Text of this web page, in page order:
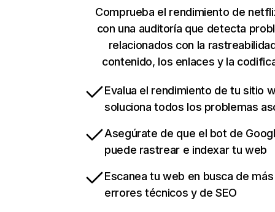
Comprueba el rendimiento de
con una auditoría que detecta
relacionados con la
contenido, los enlaces y la
Evalua el rendimiento de tu sitio
soluciona todos los problemas
Asegúrate de que el bot de
puede rastrear e indexar tu web
Escanea tu web en busca de
errores técnicos y de SEO